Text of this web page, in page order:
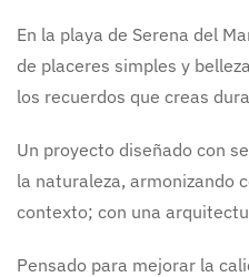
En la playa de Serena del
de placeres simples y
los recuerdos que creas
Un proyecto diseñado con
la naturaleza, armonizando
contexto; con una
Pensado para mejorar la